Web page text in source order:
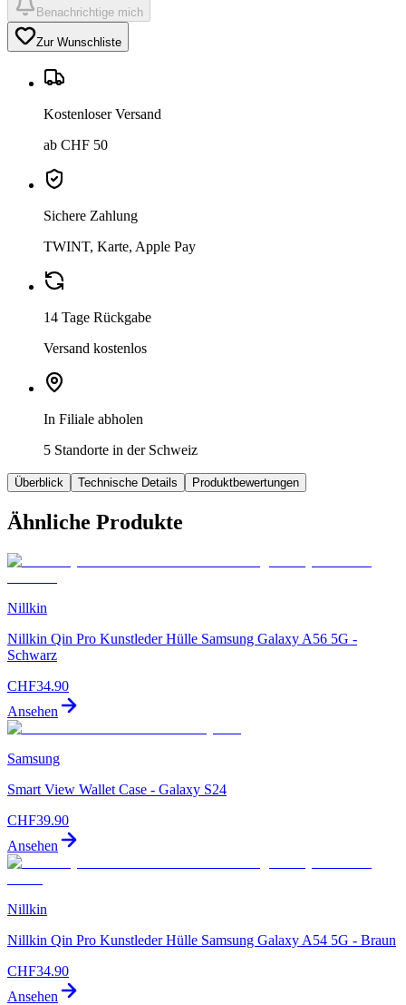
Benachrichtige mich
Zur Wunschliste
Kostenloser Versand
ab CHF 50
Sichere Zahlung
TWINT, Karte, Apple Pay
14 Tage Rückgabe
Versand kostenlos
In Filiale abholen
5 Standorte in der Schweiz
Überblick Technische Details Produktbewertungen
Ähnliche Produkte
Nillkin
Nillkin Qin Pro Kunstleder Hülle Samsung Galaxy A56 5G -
Schwarz
CHF34.90
Ansehen
Samsung
Smart View Wallet Case - Galaxy S24
CHF39.90
Ansehen
Nillkin
Nillkin Qin Pro Kunstleder Hülle Samsung Galaxy A54 5G - Braun
CHF34.90
Ansehen